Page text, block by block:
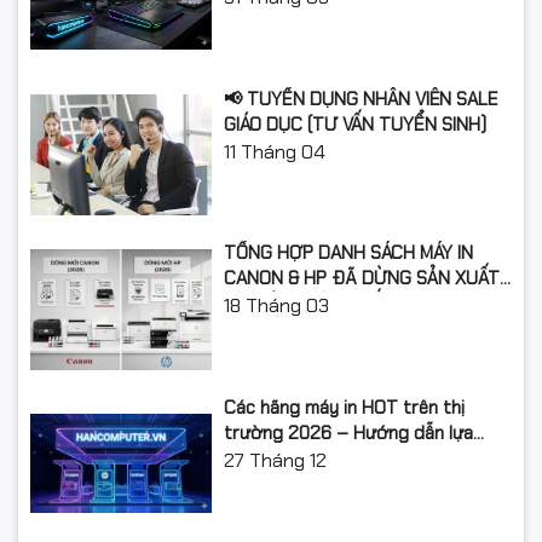
📢 TUYỂN DỤNG NHÂN VIÊN SALE
GIÁO DỤC (TƯ VẤN TUYỂN SINH)
11 Tháng 04
TỔNG HỢP DANH SÁCH MÁY IN
CANON & HP ĐÃ DỪNG SẢN XUẤT:
LỘ TRÌNH NÂNG CẤP 2026
18 Tháng 03
Các hãng máy in HOT trên thị
trường 2026 – Hướng dẫn lựa
chọn và so sánh chi tiết
27 Tháng 12